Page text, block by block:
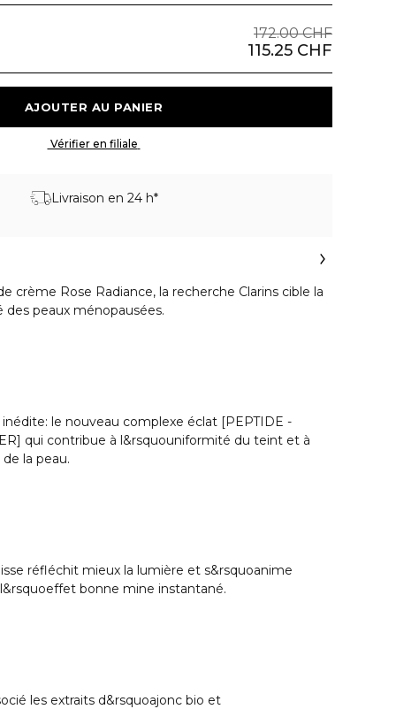
172.00 CHF
115.25 CHF
Livraison en 24 h*
crème Rose Radiance, la recherche Clarins cible la
peaux ménopausées.
le nouveau complexe éclat [PEPTIDE -
qui contribue à l&rsquouniformité du teint et à
la peau.
réfléchit mieux la lumière et s&rsquoanime
bonne mine instantané.
les extraits d&rsquoajonc bio et